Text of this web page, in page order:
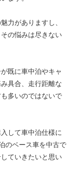
力がありますし、
の悩みは尽きない
既に車中泊やキャ
具合、走行距離な
多いのではないで
して車中泊仕様に
のベース車を中古で
ていきたいと思い